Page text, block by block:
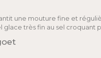
une mouture fine et
très fin au sel croquant